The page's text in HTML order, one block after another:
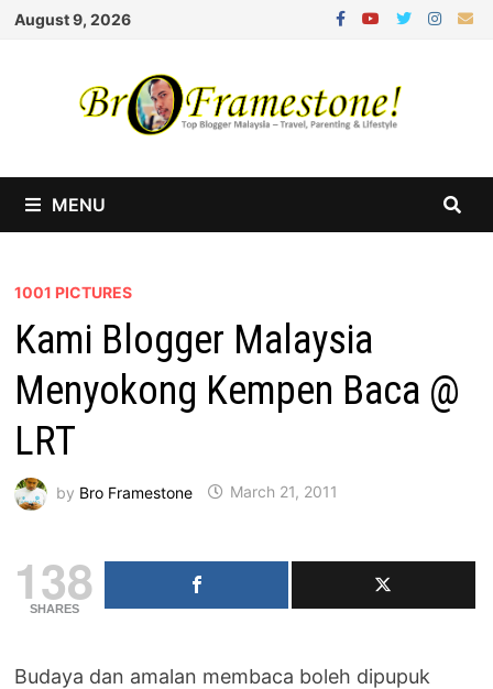
Skip
August 9, 2026
MENU
1001 PICTURES
Kami Blogger Malaysia
Menyokong Kempen Baca @
LRT
by Bro Framestone March 21, 2011
138
SHARES
Budaya dan amalan membaca boleh dipupuk